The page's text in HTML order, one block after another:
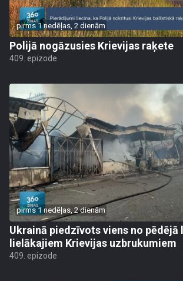
pirms 1 nedēļas, 2 dienām
Polijā nogāzusies Krievijas raķete
409. epizode
pirms 1 nedēļas, 2 dienām
Ukrainā piedzīvots viens no pēdējā
lielākajiem Krievijas uzbrukumiem
409. epizode